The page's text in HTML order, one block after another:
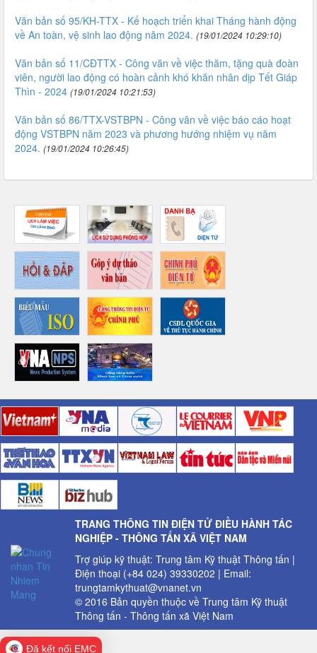
Văn bản số 95/KH-TTX - Kế hoạch triển khai Tháng hành động
về An toàn, vệ sinh lao động năm 2024. (19/01/2024 10:29:10)
Văn bản số 11/CĐTTX - Công văn về việc thăm, tặng quà đoàn
viên, người lao động có hoàn cảnh khó khăn nhân dịp Tết Giáp
Thìn - 2024 (19/01/2024 10:21:53)
Văn bản số 86/TTX-VSTBPN - Công văn về việc báo cáo hoạt
động VSTBPN năm 2023 và phương hướng nhiệm vụ năm
2024. (19/01/2024 10:26:45)
TRANG THÔNG TIN ĐIỆN TỬ ĐIỀU HÀNH TÁC
NGHIỆP - THÔNG TẤN XÃ VIỆT NAM
Trợ giúp kỹ thuật: Trung tâm Kỹ thuật Thông tấn |
Điện thoại (+84 024) 39330202 | Email:
trungtamkythuat@vnanet.vn
© 2016 Bản quyền thuộc về Trung tâm Kỹ thuật
Thông tấn - Thông tấn xã Việt Nam
Đã kết nối EMC